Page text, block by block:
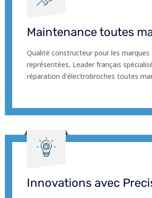
Maintenance toutes
Qualité constructeur pour les marques
représentées, Leader français
réparation d'électrobroches toutes
Innovations avec